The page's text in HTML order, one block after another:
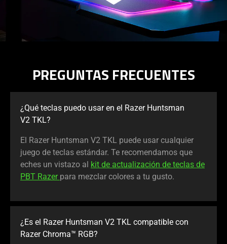
PREGUNTAS FRECUENTES
¿Qué teclas puedo usar en el Razer Huntsman
V2 TKL?
El Razer Huntsman V2 TKL puede usar cualquier
juego de teclas estándar. Te recomendamos que
eches un vistazo al kit de actualización de teclas de
PBT Razer para mezclar colores a tu gusto.
¿Es el Razer Huntsman V2 TKL compatible con
Razer Chroma™ RGB?